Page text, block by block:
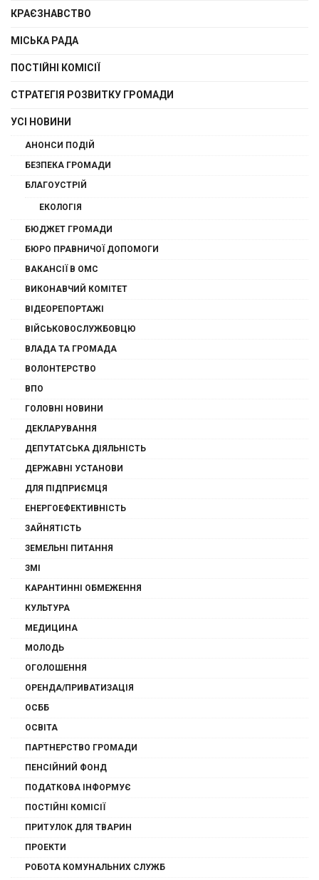
КРАЄЗНАВСТВО
МІСЬКА РАДА
ПОСТІЙНІ КОМІСІЇ
СТРАТЕГІЯ РОЗВИТКУ ГРОМАДИ
УСІ НОВИНИ
АНОНСИ ПОДІЙ
БЕЗПЕКА ГРОМАДИ
БЛАГОУСТРІЙ
ЕКОЛОГІЯ
БЮДЖЕТ ГРОМАДИ
БЮРО ПРАВНИЧОЇ ДОПОМОГИ
ВАКАНСІЇ В ОМС
ВИКОНАВЧИЙ КОМІТЕТ
ВІДЕОРЕПОРТАЖІ
ВІЙСЬКОВОСЛУЖБОВЦЮ
ВЛАДА ТА ГРОМАДА
ВОЛОНТЕРСТВО
ВПО
ГОЛОВНІ НОВИНИ
ДЕКЛАРУВАННЯ
ДЕПУТАТСЬКА ДІЯЛЬНІСТЬ
ДЕРЖАВНІ УСТАНОВИ
ДЛЯ ПІДПРИЄМЦЯ
ЕНЕРГОЕФЕКТИВНІСТЬ
ЗАЙНЯТІСТЬ
ЗЕМЕЛЬНІ ПИТАННЯ
ЗМІ
КАРАНТИННІ ОБМЕЖЕННЯ
КУЛЬТУРА
МЕДИЦИНА
МОЛОДЬ
ОГОЛОШЕННЯ
ОРЕНДА/ПРИВАТИЗАЦІЯ
ОСББ
ОСВІТА
ПАРТНЕРСТВО ГРОМАДИ
ПЕНСІЙНИЙ ФОНД
ПОДАТКОВА ІНФОРМУЄ
ПОСТІЙНІ КОМІСІЇ
ПРИТУЛОК ДЛЯ ТВАРИН
ПРОЕКТИ
РОБОТА КОМУНАЛЬНИХ СЛУЖБ